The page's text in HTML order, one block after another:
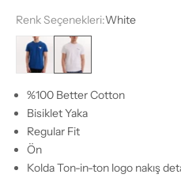
Renk Seçenekleri:White
Blue Quartz
White
%100 Better Cotton
Bisiklet Yaka
Regular Fit
Ön
Kolda Ton-in-ton logo nakış